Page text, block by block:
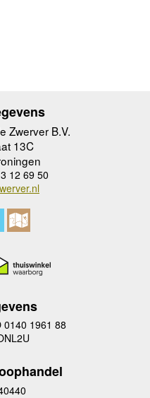
Zwerver B.V.
13C
12 69 50
0140 1961 88